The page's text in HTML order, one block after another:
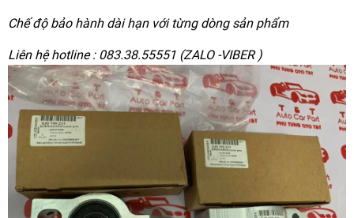
Chế độ bảo hành dài hạn với từng dòng sản phẩm
Liên hệ hotline : 083.38.55551 (ZALO -VIBER )